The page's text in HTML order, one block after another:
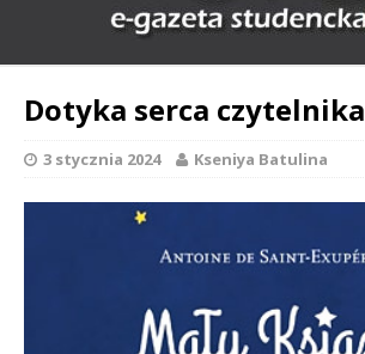
Dotyka serca czytelnika
3 stycznia 2024 Kseniya Batulina